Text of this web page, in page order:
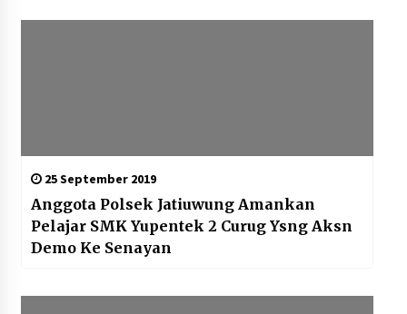
25 September 2019
Anggota Polsek Jatiuwung Amankan
Pelajar SMK Yupentek 2 Curug Ysng Aksn
Demo Ke Senayan